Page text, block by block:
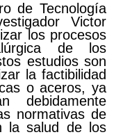
de Tecnología
Victor
los procesos
de los
estudios son
la factibilidad
o aceros, ya
normativas de
la salud de los